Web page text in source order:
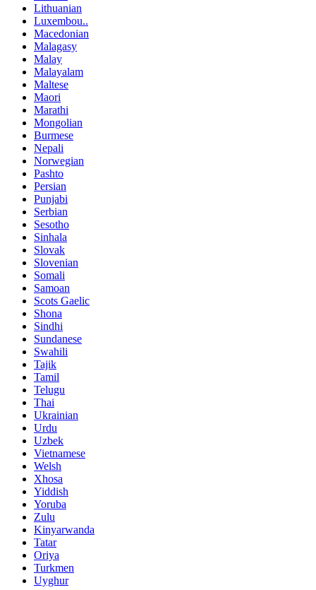
Lithuanian
Luxembou..
Macedonian
Malagasy
Malay
Malayalam
Maltese
Maori
Marathi
Mongolian
Burmese
Nepali
Norwegian
Pashto
Persian
Punjabi
Serbian
Sesotho
Sinhala
Slovak
Slovenian
Somali
Samoan
Scots Gaelic
Shona
Sindhi
Sundanese
Swahili
Tajik
Tamil
Telugu
Thai
Ukrainian
Urdu
Uzbek
Vietnamese
Welsh
Xhosa
Yiddish
Yoruba
Zulu
Kinyarwanda
Tatar
Oriya
Turkmen
Uyghur